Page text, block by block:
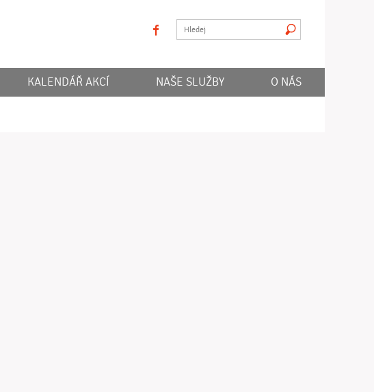
facebook
KALENDÁŘ AKCÍ NAŠE SLUŽBY O NÁS